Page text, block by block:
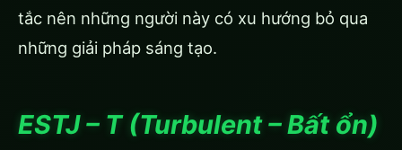
tắc nên những người này có xu hướng bỏ qua
những giải pháp sáng tạo.
ESTJ – T (Turbulent – Bất ổn)